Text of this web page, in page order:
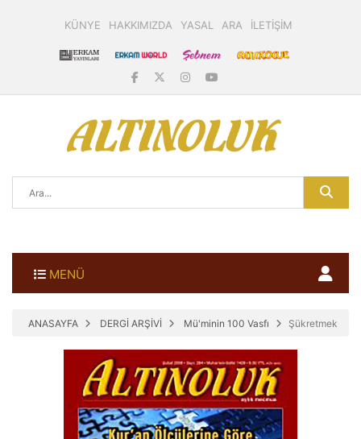
KÜNYE HAKKIMIZDA YASAL ARA İLETİŞİM
MENÜ
ANASAYFA DERGİ ARŞİVİ Mü'minin 100 Vasfı Şükretmek